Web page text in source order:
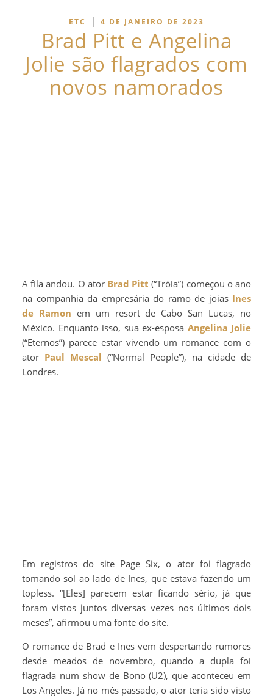
ETC | 4 DE JANEIRO DE 2023
Brad Pitt e Angelina
Jolie são flagrados com
novos namorados
A fila andou. O ator Brad Pitt (“Tróia”) começou o ano
na companhia da empresária do ramo de joias Ines
de Ramon em um resort de Cabo San Lucas, no
México. Enquanto isso, sua ex-esposa Angelina Jolie
(“Eternos”) parece estar vivendo um romance com o
ator Paul Mescal (“Normal People”), na cidade de
Londres.
Em registros do site Page Six, o ator foi flagrado
tomando sol ao lado de Ines, que estava fazendo um
topless. “[Eles] parecem estar ficando sério, já que
foram vistos juntos diversas vezes nos últimos dois
meses”, afirmou uma fonte do site.
O romance de Brad e Ines vem despertando rumores
desde meados de novembro, quando a dupla foi
flagrada num show de Bono (U2), que aconteceu em
Los Angeles. Já no mês passado, o ator teria sido visto